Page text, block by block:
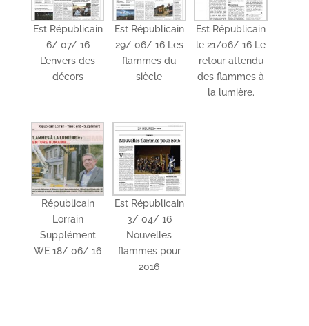
Est Républicain
6/ 07/ 16
L’envers des
décors
Est Républicain
29/ 06/ 16 Les
flammes du
siècle
Est Républicain
le 21/06/ 16 Le
retour attendu
des flammes à
la lumière.
Républicain
Lorrain
Supplément
WE 18/ 06/ 16
Est Républicain
3/ 04/ 16
Nouvelles
flammes pour
2016